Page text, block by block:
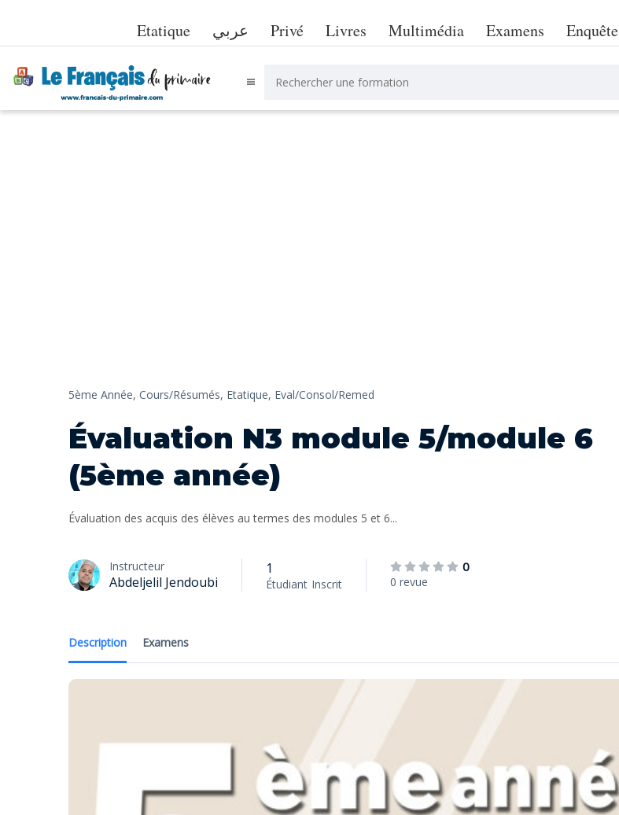
Etatique عربي Privé Livres Multimédia Examens Enquête
5ème Année, Cours/Résumés, Etatique, Eval/Consol/Remed
Évaluation N3 module 5/module 6
(5ème année)
Évaluation des acquis des élèves au termes des modules 5 et 6...
Instructeur
Abdeljelil Jendoubi
1
Étudiant Inscrit
0
0 revue
Description Examens